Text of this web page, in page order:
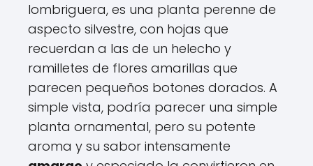
lombriguera, es una planta perenne de
aspecto silvestre, con hojas que
recuerdan a las de un helecho y
ramilletes de flores amarillas que
parecen pequeños botones dorados. A
simple vista, podría parecer una simple
planta ornamental, pero su potente
aroma y su sabor intensamente